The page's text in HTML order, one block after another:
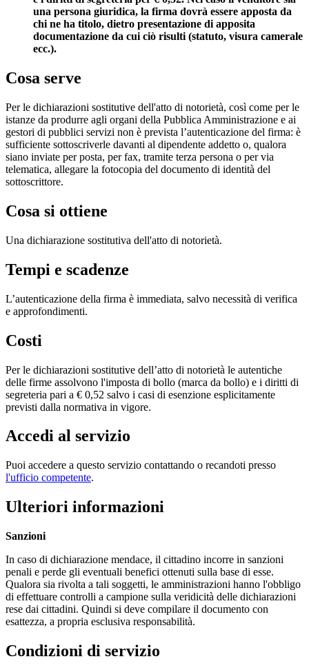
una persona giuridica, la firma dovrà essere apposta da
chi ne ha titolo, dietro presentazione di apposita
documentazione da cui ciò risulti (statuto, visura camerale
ecc.).
Cosa serve
Per le dichiarazioni sostitutive dell'atto di notorietà, così come per le
istanze da produrre agli organi della Pubblica Amministrazione e ai
gestori di pubblici servizi non è prevista l’autenticazione del firma: è
sufficiente sottoscriverle davanti al dipendente addetto o, qualora
siano inviate per posta, per fax, tramite terza persona o per via
telematica, allegare la fotocopia del documento di identità del
sottoscrittore.
Cosa si ottiene
Una dichiarazione sostitutiva dell'atto di notorietà.
Tempi e scadenze
L’autenticazione della firma è immediata, salvo necessità di verifica
e approfondimenti.
Costi
Per le dichiarazioni sostitutive dell’atto di notorietà le autentiche
delle firme assolvono l'imposta di bollo (marca da bollo) e i diritti di
segreteria pari a € 0,52 salvo i casi di esenzione esplicitamente
previsti dalla normativa in vigore.
Accedi al servizio
Puoi accedere a questo servizio contattando o recandoti presso
l'ufficio competente.
Ulteriori informazioni
Sanzioni
In caso di dichiarazione mendace, il cittadino incorre in sanzioni
penali e perde gli eventuali benefici ottenuti sulla base di esse.
Qualora sia rivolta a tali soggetti, le amministrazioni hanno l'obbligo
di effettuare controlli a campione sulla veridicità delle dichiarazioni
rese dai cittadini. Quindi si deve compilare il documento con
esattezza, a propria esclusiva responsabilità.
Condizioni di servizio